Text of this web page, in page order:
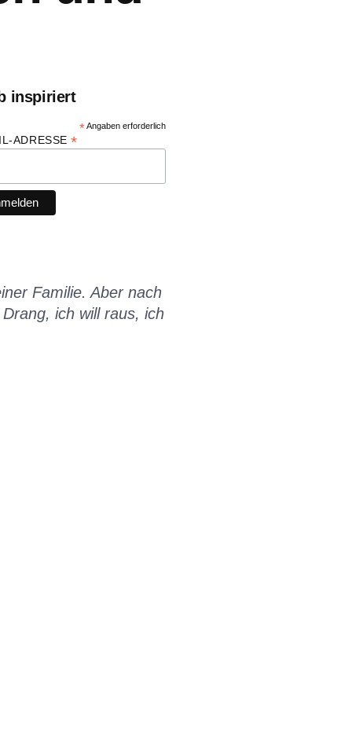
inspiriert
*Angaben erforderlich
ADRESSE*
Familie. Aber nach
ich will raus, ich